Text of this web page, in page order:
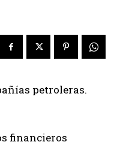
petroleras.
financieros